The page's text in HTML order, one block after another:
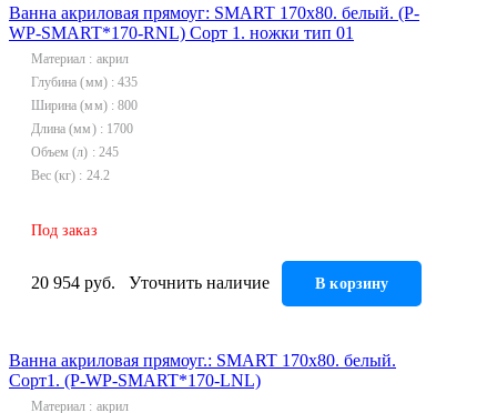
Ванна акриловая прямоуг: SMART 170x80. белый. (P-
WP-SMART*170-RNL) Сорт 1. ножки тип 01
Материал
акрил
Глубина (мм)
435
Ширина (мм)
800
Длина (мм)
1700
Объем (л)
245
Вес (кг)
24.2
Под заказ
20 954 руб. Уточнить наличие В корзину
Ванна акриловая прямоуг.: SMART 170x80. белый.
Сорт1. (P-WP-SMART*170-LNL)
Материал
акрил